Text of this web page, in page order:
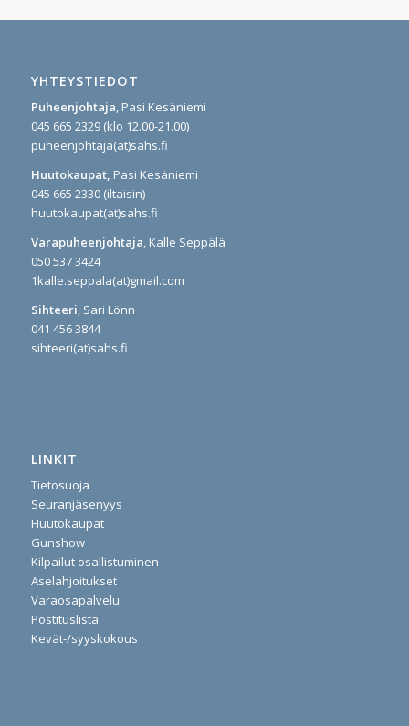
YHTEYSTIEDOT
Puheenjohtaja , Pasi Kesäniemi
045 665 2329 (klo 12.00-21.00)
puheenjohtaja(at)sahs.fi
Huutokaupat, Pasi Kesäniemi
045 665 2330 (iltaisin)
huutokaupat(at)sahs.fi
Varapuheenjohtaja, Kalle Seppälä
050 537 3424
1kalle.seppala(at)gmail.com
Sihteeri, Sari Lönn
041 456 3844
sihteeri(at)sahs.fi
LINKIT
Tietosuoja
Seuranjäsenyys
Huutokaupat
Gunshow
Kilpailut osallistuminen
Aselahjoitukset
Varaosapalvelu
Postituslista
Kevät-/syyskokous